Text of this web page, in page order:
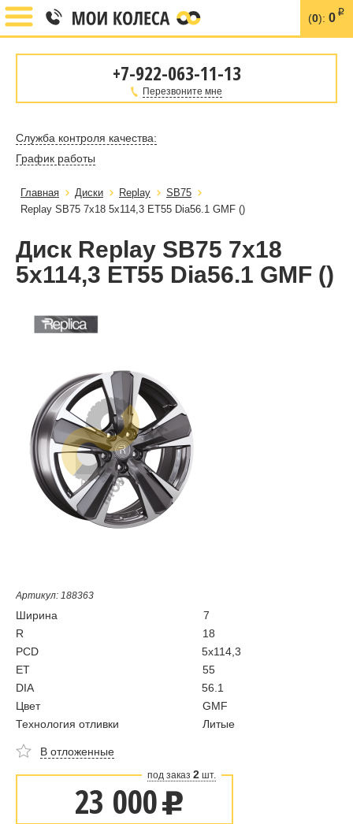
(0): 0 i
+7-922-063-11-13
Перезвоните мне
Служба контроля качества:
График работы
Главная Диски Replay
SB75
Replay SB75 7x18 5x114,3 ET55 Dia56.1 GMF ()
Диск Replay SB75 7x18
5x114,3 ET55 Dia56.1 GMF ()
Артикул: 188363
Ширина
7
R
18
PCD
5x114,3
ET
55
DIA
56.1
Цвет
GMF
Технология отливки
Литые
В отложенные
под заказ 2 шт.
23 000u